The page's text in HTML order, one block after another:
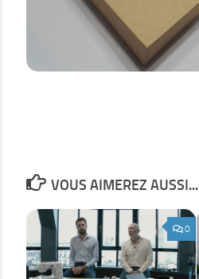
VOUS AIMEREZ AUSSI...
0